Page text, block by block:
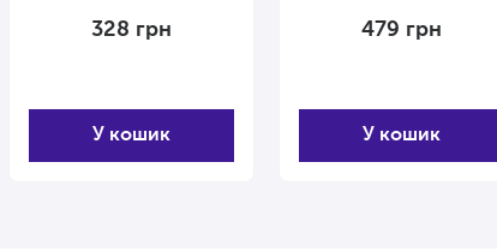
328 грн
У кошик
479 грн
У кошик